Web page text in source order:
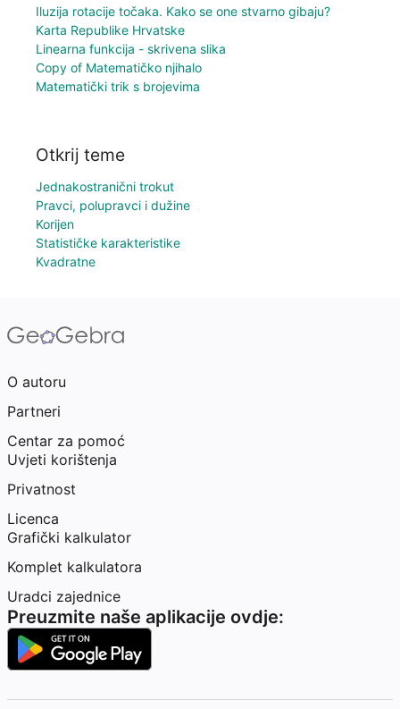
Iluzija rotacije točaka. Kako se one stvarno gibaju?
Karta Republike Hrvatske
Linearna funkcija - skrivena slika
Copy of Matematičko njihalo
Matematički trik s brojevima
Otkrij teme
Jednakostranični trokut
Pravci, polupravci i dužine
Korijen
Statističke karakteristike
Kvadratne
O autoru
Partneri
Centar za pomoć
Uvjeti korištenja
Privatnost
Licenca
Grafički kalkulator
Komplet kalkulatora
Uradci zajednice
Preuzmite naše aplikacije ovdje: